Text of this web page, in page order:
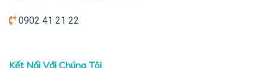
0902 41 21 22
Kết Nối Với Chúng Tôi